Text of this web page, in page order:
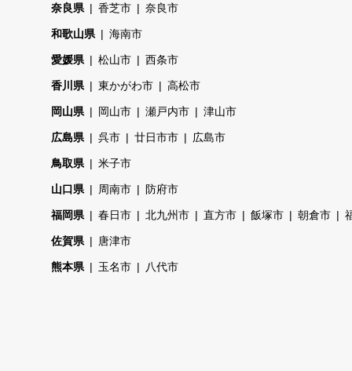
奈良県 香芝市 奈良市
和歌山県 海南市
愛媛県 松山市 西条市
香川県 東かがわ市 高松市
岡山県 岡山市 瀬戸内市 津山市
広島県 呉市 廿日市市 広島市
鳥取県 米子市
山口県 周南市 防府市
福岡県 春日市 北九州市 直方市 飯塚市 朝倉市
佐賀県 唐津市
熊本県 玉名市 八代市